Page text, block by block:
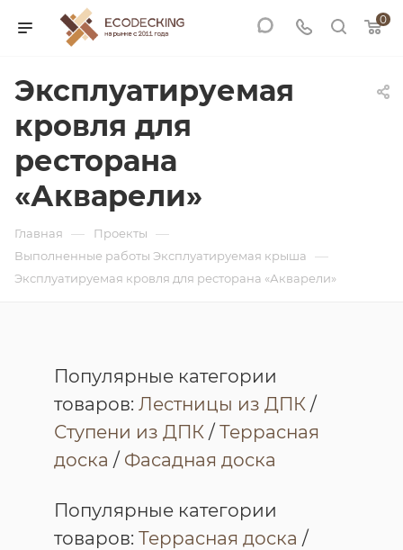
0
Эксплуатируемая
кровля для
ресторана
«Акварели»
Главная — Проекты —
Выполненные работы Эксплуатируемая крыша —
Эксплуатируемая кровля для ресторана «Акварели»
Популярные категории
товаров: Лестницы из ДПК /
Ступени из ДПК / Террасная
доска / Фасадная доска
Популярные категории
товаров: Террасная доска /